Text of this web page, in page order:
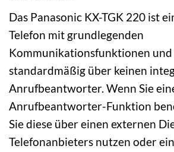
Das Panasonic KX-TGK 220 ist
Telefon mit grundlegenden
Kommunikationsfunktionen
standardmäßig über keinen
Anrufbeantworter. Wenn Sie
Anrufbeantworter-Funktion
Sie diese über einen externen
Telefonanbieters nutzen oder